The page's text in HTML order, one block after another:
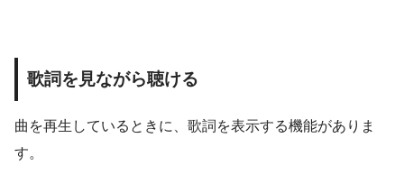
歌詞を見ながら聴ける
曲を再生しているときに、歌詞を表示する機能がありま
す。